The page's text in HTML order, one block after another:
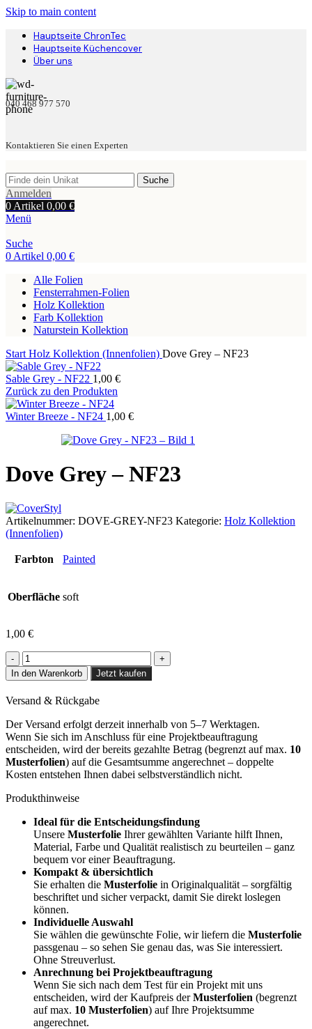
Skip to main content
Hauptseite ChronTec
Hauptseite Küchencover
Über uns
040 468 977 570
Kontaktieren Sie einen Experten
Suche
Anmelden
0 Artikel 0,00 €
Menü
Suche
0 Artikel 0,00 €
Alle Folien
Fensterrahmen-Folien
Holz Kollektion
Farb Kollektion
Naturstein Kollektion
Start Holz Kollektion (Innenfolien) Dove Grey – NF23
Sable Grey - NF22 1,00 €
Zurück zu den Produkten
Winter Breeze - NF24 1,00 €
Dove Grey – NF23
Artikelnummer: DOVE-GREY-NF23 Kategorie: Holz Kollektion
(Innenfolien)
Farbton Painted
Oberfläche soft
1,00 €
Dove
Grey
-
NF23
Menge
In den Warenkorb Jetzt kaufen
Versand & Rückgabe
Der Versand erfolgt derzeit innerhalb von 5–7 Werktagen.
Wenn Sie sich im Anschluss für eine Projektbeauftragung
entscheiden, wird der bereits gezahlte Betrag (begrenzt auf max. 10
Musterfolien) auf die Gesamtsumme angerechnet – doppelte
Kosten entstehen Ihnen dabei selbstverständlich nicht.
Produkthinweise
Ideal für die Entscheidungsfindung
Unsere Musterfolie Ihrer gewählten Variante hilft Ihnen,
Material, Farbe und Qualität realistisch zu beurteilen – ganz
bequem vor einer Beauftragung.
Kompakt & übersichtlich
Sie erhalten die Musterfolie in Originalqualität – sorgfältig
beschriftet und sicher verpackt, damit Sie direkt loslegen
können.
Individuelle Auswahl
Sie wählen die gewünschte Folie, wir liefern die Musterfolie
passgenau – so sehen Sie genau das, was Sie interessiert.
Ohne Streuverlust.
Anrechnung bei Projektbeauftragung
Wenn Sie sich nach dem Test für ein Projekt mit uns
entscheiden, wird der Kaufpreis derMusterfolien (begrenzt
auf max. 10 Musterfolien) auf Ihre Projektsumme
angerechnet.